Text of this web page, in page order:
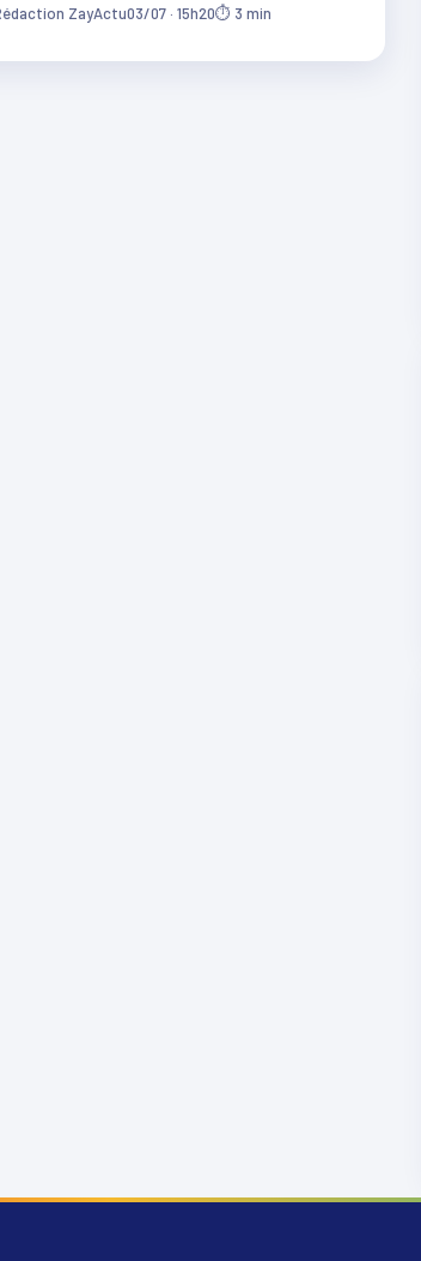
ZayActu03/07 · 15h20⏱ 3 min